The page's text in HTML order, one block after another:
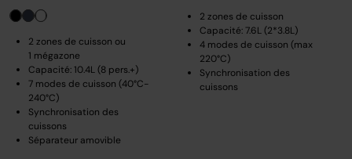
2 zones de cuisson ou
1 mégazone
Capacité: 10.4L (8 pers.+)
7 modes de cuisson (40°C-
240°C)
Synchronisation des
cuissons
Séparateur amovible
2 zones de cuisson
Capacité: 7.6L (2*3.8L)
4 modes de cuisson (max
220°C)
Synchronisation des
cuissons